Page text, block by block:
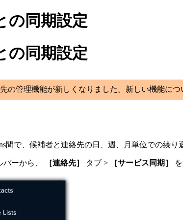
の同期設定
の同期設定
先の管理機能が新しくなりました。新しい機能につ
間で、候補者と連絡先の日、週、月単位での繰り
バーから、 ［連絡先］ タブ > ［サービス同期］